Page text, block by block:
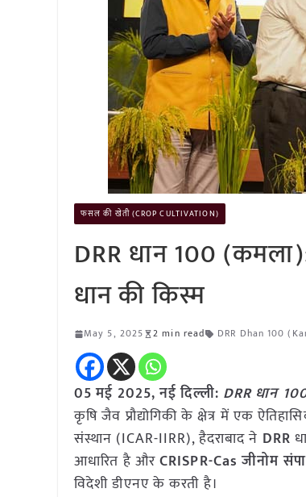
फसल की खेती (CROP CULTIVATION)
DRR धान 100
धान की किस्म
May 5, 2025 2 min read DRR Dhan 100
05 मई 2025, नई दिल्ली: DRR धान
कृषि जैव प्रौद्योगिकी के क्षेत्र में एक
संस्थान (ICAR-IIRR), हैदराबाद ने DRR
आधारित है औरCRISPR-Cas जीनोम
विदेशी डीएनए के करती है।